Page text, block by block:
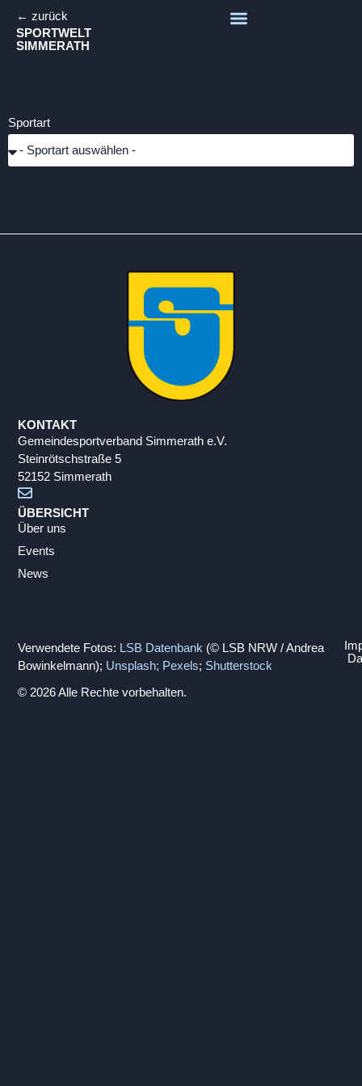
← zurück
SPORTWELT
SIMMERATH
Sportart
KONTAKT
Gemeindesportverband Simmerath e.V.
Steinrötschstraße 5
52152 Simmerath
ÜBERSICHT
Über uns
Events
News
Verwendete Fotos: LSB Datenbank (© LSB NRW / Andrea
Bowinkelmann); Unsplash; Pexels; Shutterstock
© 2026 Alle Rechte vorbehalten.